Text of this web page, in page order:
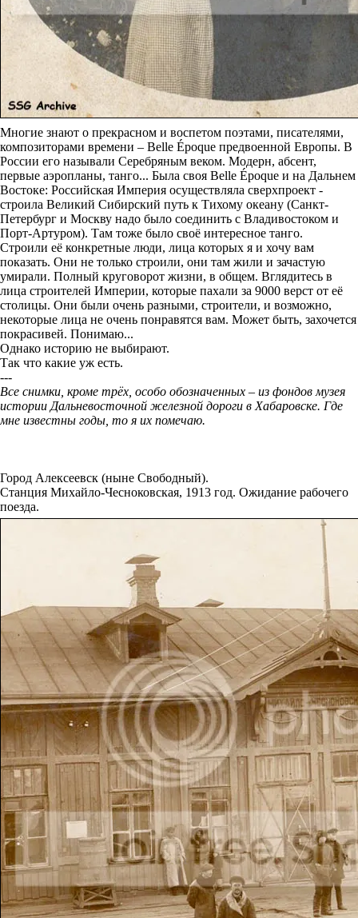
Многие знают о прекрасном и воспетом поэтами, писателями,
композиторами времени – Belle Époque предвоенной Европы. В
России его называли Серебряным веком. Модерн, абсент,
первые аэропланы, танго... Была своя Belle Époque и на Дальнем
Востоке: Российская Империя осуществляла сверхпроект -
строила Великий Сибирский путь к Тихому океану (Санкт-
Петербург и Москву надо было соединить с Владивостоком и
Порт-Артуром). Там тоже было своё интересное танго.
Строили её конкретные люди, лица которых я и хочу вам
показать. Они не только строили, они там жили и зачастую
умирали. Полный круговорот жизни, в общем. Вглядитесь в
лица строителей Империи, которые пахали за 9000 верст от её
столицы. Они были очень разными, строители, и возможно,
некоторые лица не очень понравятся вам. Может быть, захочется
покрасивей. Понимаю...
Однако историю не выбирают.
Так что какие уж есть.
---
Все снимки, кроме трёх, особо обозначенных – из фондов музея
истории Дальневосточной железной дороги в Хабаровске. Где
мне известны годы, то я их помечаю.
Город Алексеевск (ныне Свободный).
Станция Михайло-Чесноковская, 1913 год. Ожидание рабочего
поезда.